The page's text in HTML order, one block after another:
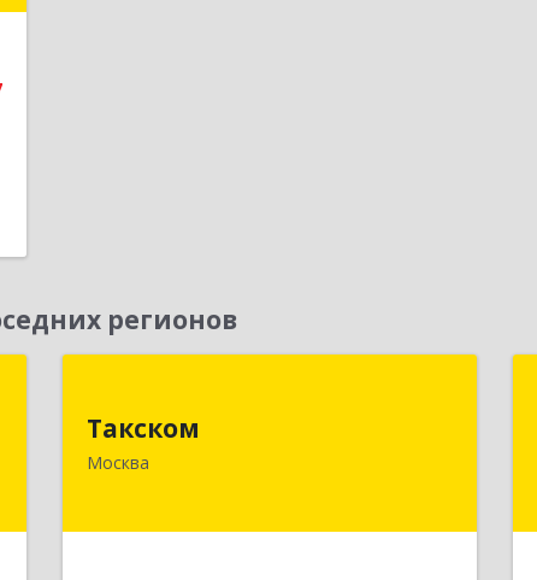
регионов
Такском
Москва
Подробнее